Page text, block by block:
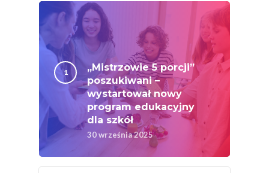
„Mistrzowie 5 porcji”
poszukiwani –
wystartował nowy
program edukacyjny
dla szkół
30 września 2025
Nutriscore Fakty
Federacja
Związków
Rolnych – Ziemniaki
Jedz Owoce I
Nich Największa
Skrywa!
Festiwal Młody
Ziemniak